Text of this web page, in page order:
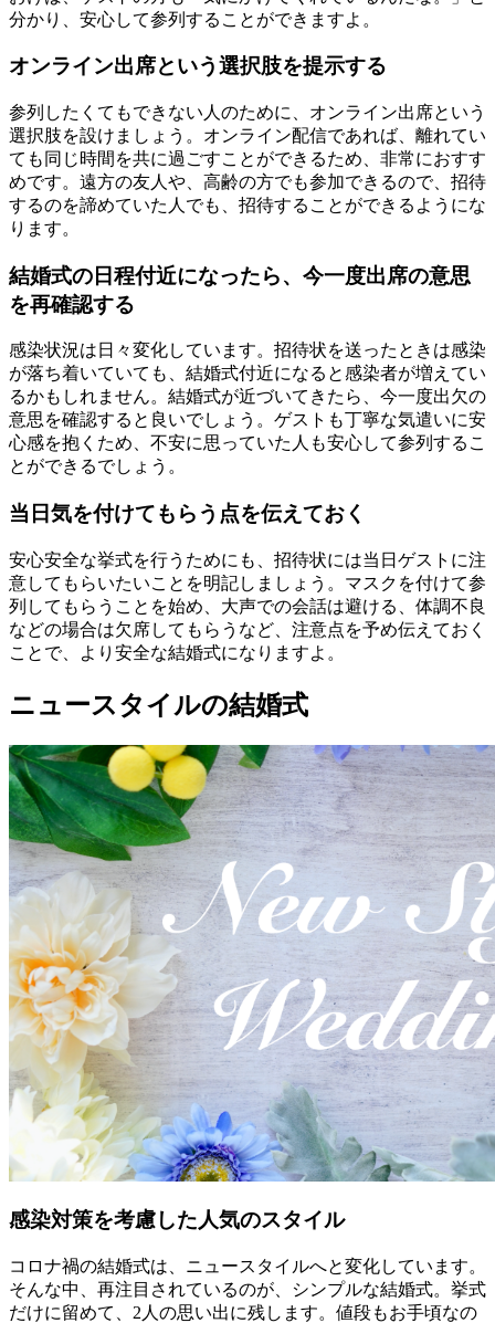
分かり、安心して参列することができますよ。
オンライン出席という選択肢を提示する
参列したくてもできない人のために、オンライン出席という
選択肢を設けましょう。オンライン配信であれば、離れてい
ても同じ時間を共に過ごすことができるため、非常におすす
めです。遠方の友人や、高齢の方でも参加できるので、招待
するのを諦めていた人でも、招待することができるようにな
ります。
結婚式の日程付近になったら、今一度出席の意思
を再確認する
感染状況は日々変化しています。招待状を送ったときは感染
が落ち着いていても、結婚式付近になると感染者が増えてい
るかもしれません。結婚式が近づいてきたら、今一度出欠の
意思を確認すると良いでしょう。ゲストも丁寧な気遣いに安
心感を抱くため、不安に思っていた人も安心して参列するこ
とができるでしょう。
当日気を付けてもらう点を伝えておく
安心安全な挙式を行うためにも、招待状には当日ゲストに注
意してもらいたいことを明記しましょう。マスクを付けて参
列してもらうことを始め、大声での会話は避ける、体調不良
などの場合は欠席してもらうなど、注意点を予め伝えておく
ことで、より安全な結婚式になりますよ。
ニュースタイルの結婚式
感染対策を考慮した人気のスタイル
コロナ禍の結婚式は、ニュースタイルへと変化しています。
そんな中、再注目されているのが、シンプルな結婚式。挙式
だけに留めて、2人の思い出に残します。値段もお手頃なの